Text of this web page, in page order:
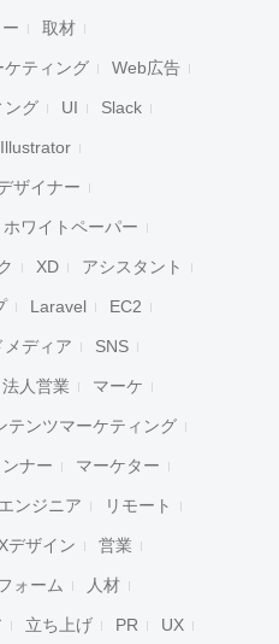
取材
ケティング Web広告
ング UI Slack
Illustrator
ザイナー
ホワイトペーパー
XD アシスタント
Laravel EC2
メディア SNS
法人営業 マーケ
テンツマーケティング
ナー マーケター
エンジニア リモート
デザイン 営業
ォーム 人材
立ち上げ PR UX